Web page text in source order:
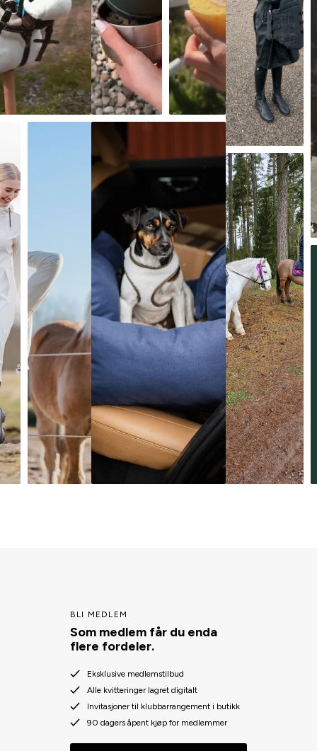
BLI MEDLEM
Som medlem får du enda
flere fordeler.
Eksklusive medlemstilbud
Alle kvitteringer lagret digitalt
Invitasjoner til klubbarrangement i butikk
90 dagers åpent kjøp for medlemmer